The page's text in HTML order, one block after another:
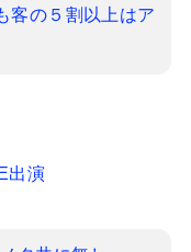
客の５割以上はア
出演